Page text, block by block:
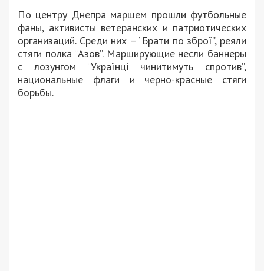
По центру Днепра маршем прошли футбольные
фаны, активисты ветеранских и патриотических
организаций. Среди них – “Брати по зброї”, реяли
стяги полка “Азов”. Марширующие несли баннеры
с лозунгом “Українці чинитимуть спротив”,
национальные флаги и черно-красные стяги
борьбы.